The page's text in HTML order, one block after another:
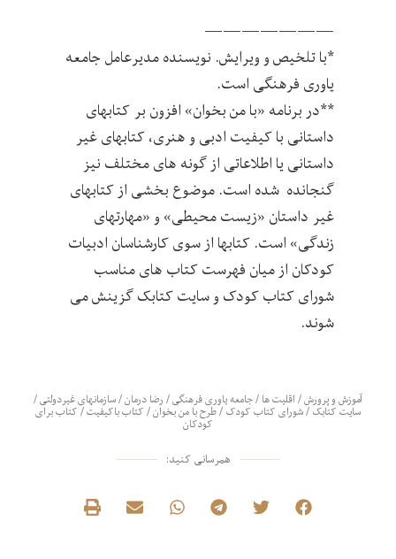
———————
*با تلخیص و ویرایش. نویسنده مدیرعامل جامعه
یاوری فرهنگی است.
**در برنامه «با من بخوان» افزون بر کتابهای
داستانی با کیفیت ادبی و هنری، کتابهای غیر
داستانی یا اطلاعاتی از گونه های مختلف نیز
گنجانده شده است. موضوع بخشی از کتابهای
غیر داستان «زیست محیطی» و «مهارتهای
زندگی» است. کتابها از سوی کارشناسان ادبیات
کودکان از میان فهرست کتاب های مناسب
شورای کتاب کودک و سایت کتابک گزینش می
شوند.
آموزش و پرورش/اقلیت ها/جامعه یاوری فرهنگی/رضا درمان/سازمانهای غیردولتی/
سایت کتابک/شورای کتاب کودک/طرح با من بخوان/کتاب باکیفیت/کتاب برای
کودکان
همرسانی کنید: